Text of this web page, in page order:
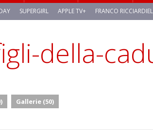
SUPERGIRL APPLE TV+ FRANCO
della-
Gallerie (50)